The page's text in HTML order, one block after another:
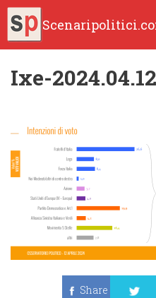
Ixe-
Share